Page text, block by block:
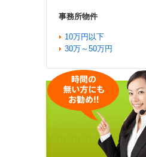
事務所物件
10万円以下
30万～50万円